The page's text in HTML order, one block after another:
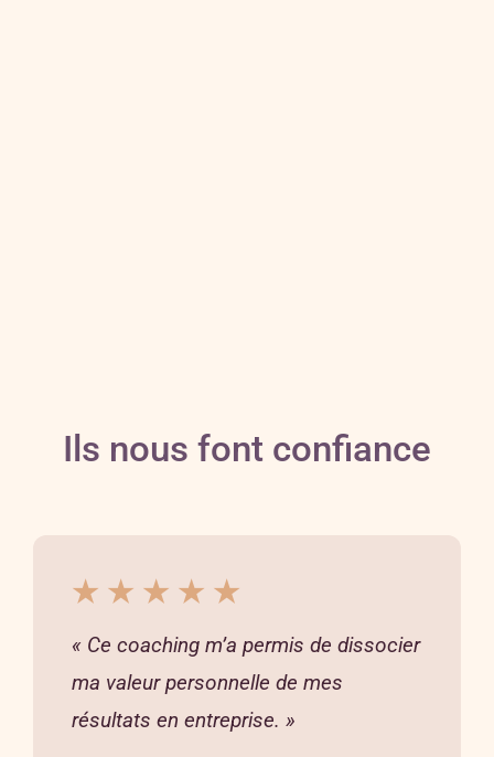
Ils nous font confiance
★ ★ ★ ★ ★
« Ce coaching m’a permis de dissocier
ma valeur personnelle de mes
résultats en entreprise. »